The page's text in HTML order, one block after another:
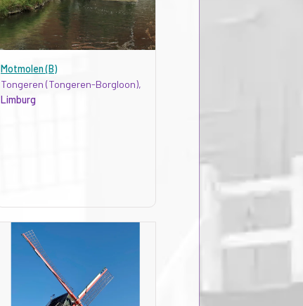
Motmolen (B)
Tongeren (Tongeren-Borgloon),
Limburg